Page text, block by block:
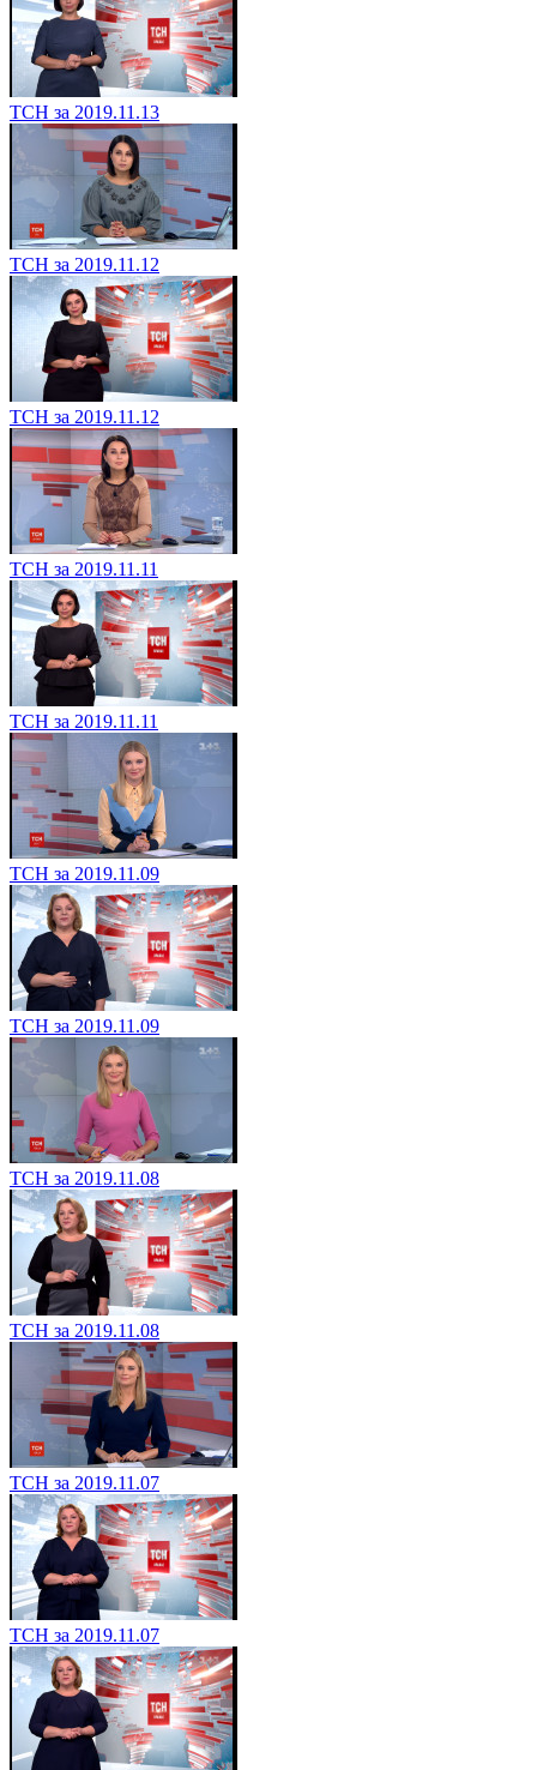
ТСН за 2019.11.13
ТСН за 2019.11.12
ТСН за 2019.11.12
ТСН за 2019.11.11
ТСН за 2019.11.11
ТСН за 2019.11.09
ТСН за 2019.11.09
ТСН за 2019.11.08
ТСН за 2019.11.08
ТСН за 2019.11.07
ТСН за 2019.11.07